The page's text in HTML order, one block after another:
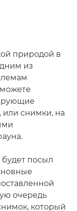
природой в
из
или снимки, на
посыл
очередь
который